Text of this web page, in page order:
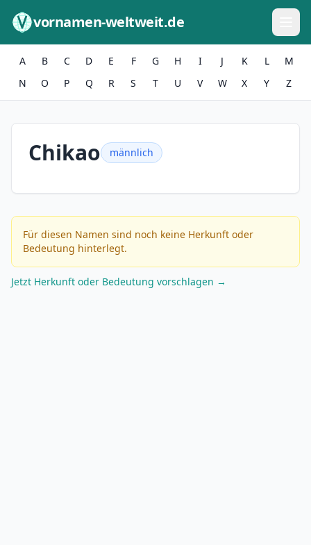
vornamen-weltweit.de
A B C D E F G H I J K L
M
N
O P Q R S T U V W X Y Z
Chikao männlich
Für diesen Namen sind noch keine Herkunft oder
Bedeutung hinterlegt.
Jetzt Herkunft oder Bedeutung vorschlagen →